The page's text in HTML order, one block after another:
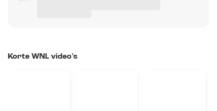
Korte WNL video's